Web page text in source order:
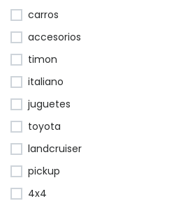
carros
accesorios
timon
italiano
juguetes
toyota
landcruiser
pickup
4x4